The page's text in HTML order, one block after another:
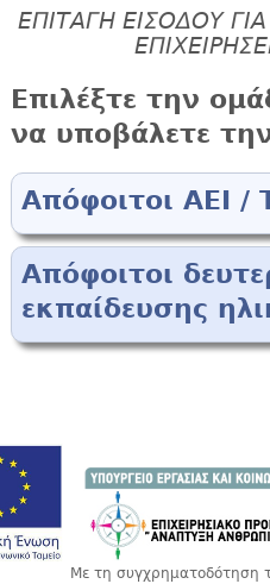
ΕΠΙΤΑΓΗ ΕΙΣΟΔΟΥ
Επιλέξτε την
να υποβάλετε
Απόφοιτοι ΑΕΙ /
Απόφοιτοι
εκπαίδευσης
Με τη συγχρηματοδότηση